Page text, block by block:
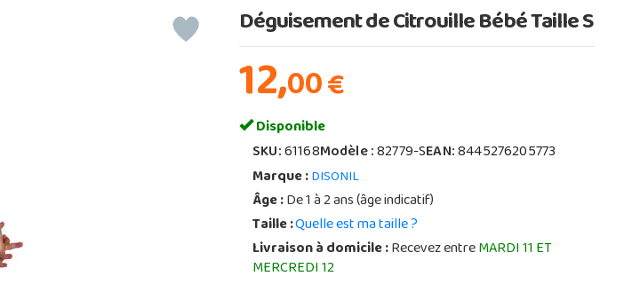
Déguisement de Citrouille Bébé Taille S
12,00€
Disponible
SKU:61168Modèle :82779-SEAN:8445276205773
Marque :DISONIL
Âge :De 1 à 2 ans (âge indicatif)
Taille :Quelle est ma taille ?
Livraison à domicile :Recevez entreMARDI 11 ET
MERCREDI 12